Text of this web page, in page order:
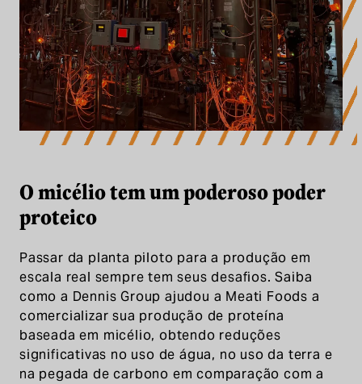
O micélio tem um poderoso poder
proteico
Passar da planta piloto para a produção em
escala real sempre tem seus desafios. Saiba
como a Dennis Group ajudou a Meati Foods a
comercializar sua produção de proteína
baseada em micélio, obtendo reduções
significativas no uso de água, no uso da terra e
na pegada de carbono em comparação com a